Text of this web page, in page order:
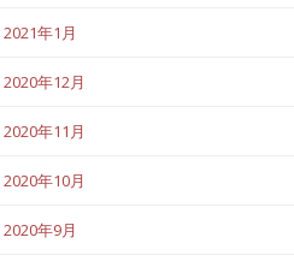
2021年1月
2020年12月
2020年11月
2020年10月
2020年9月